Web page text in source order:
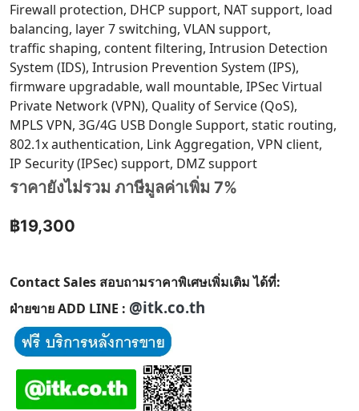
Firewall protection, DHCP support, NAT support, load
balancing, layer 7 switching, VLAN support,
traffic shaping, content filtering, Intrusion Detection
System (IDS), Intrusion Prevention System (IPS),
firmware upgradable, wall mountable, IPSec Virtual
Private Network (VPN), Quality of Service (QoS),
MPLS VPN, 3G/4G USB Dongle Support, static routing,
802.1x authentication, Link Aggregation, VPN client,
IP Security (IPSec) support, DMZ support
ราคายังไม่รวม ภาษีมูลค่าเพิ่ม 7%
฿19,300
Contact Sales สอบถามราคาพิเศษเพิ่มเติม ได้ที่:
ฝ่ายขาย ADD LINE : @itk.co.th